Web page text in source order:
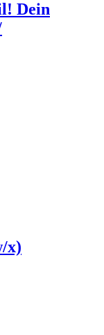
Dein
x)